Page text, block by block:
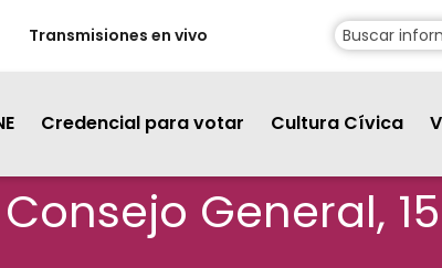
Transmisiones en vivo
Credencial para votar Cultura Cívica
General,